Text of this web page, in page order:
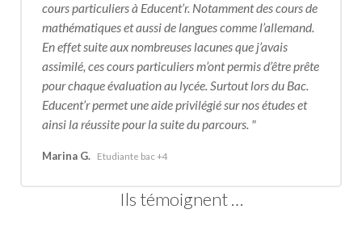
cours particuliers à Educent’r. Notamment des cours de
mathématiques et aussi de langues comme l’allemand.
En effet suite aux nombreuses lacunes que j’avais
assimilé, ces cours particuliers m’ont permis d’être prête
pour chaque évaluation au lycée. Surtout lors du Bac.
Educent’r permet une aide privilégié sur nos études et
ainsi la réussite pour la suite du parcours.
Marina G. Etudiante bac +4
Ils témoignent …